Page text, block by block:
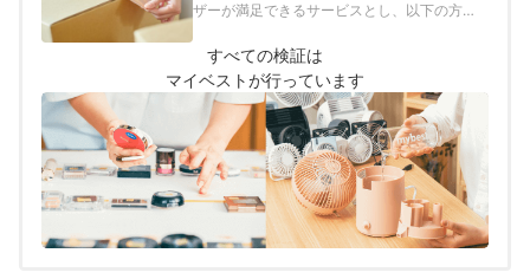
ザーが満足できるサービスとし、以下の方法
すべての検証は
マイベストが行っています